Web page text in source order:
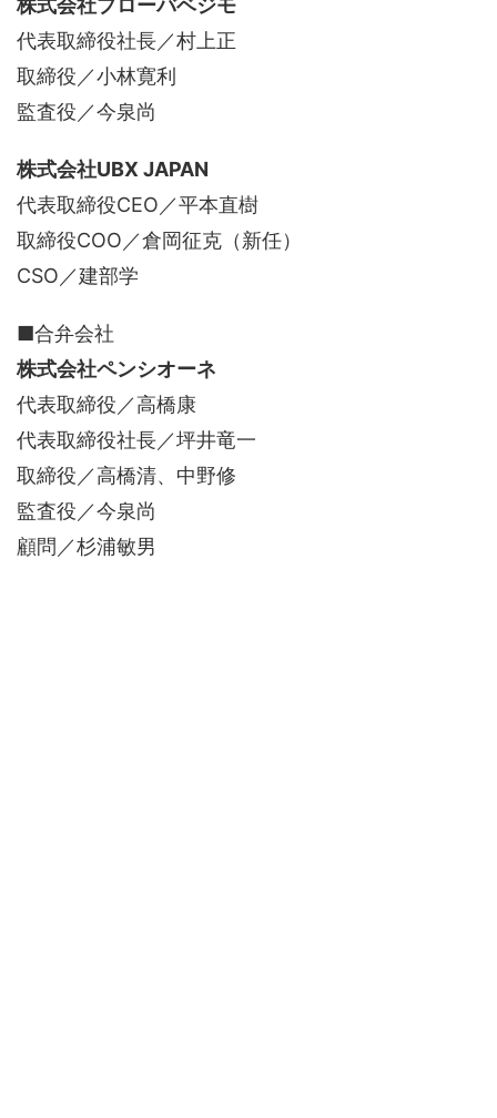
株式会社プローバベジモ
代表取締役社長／村上正
取締役／小林寛利
監査役／今泉尚
株式会社UBX JAPAN
代表取締役CEO／平本直樹
取締役COO／倉岡征克（新任）
CSO／建部学
■合弁会社
株式会社ペンシオーネ
代表取締役／高橋康
代表取締役社長／坪井竜一
取締役／高橋清、中野修
監査役／今泉尚
顧問／杉浦敏男